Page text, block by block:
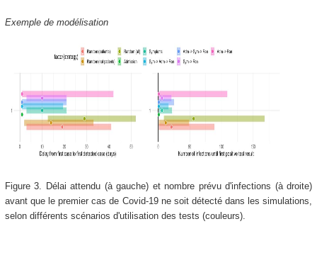
Exemple de modélisation
Figure 3. Délai attendu (à gauche) et nombre prévu d'infections (à droite)
avant que le premier cas de Covid-19 ne soit détecté dans les simulations,
selon différents scénarios d'utilisation des tests (couleurs).